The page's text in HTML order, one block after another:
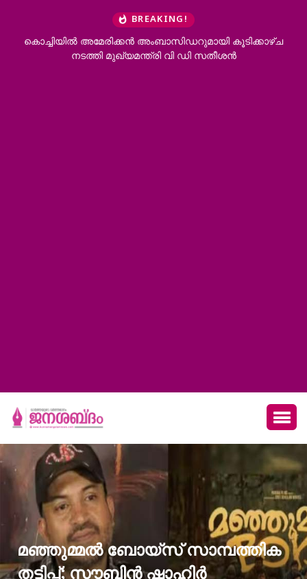
BREAKING!
അംബാസിഡറുമായി കൂടിക്കാഴ്ച
മുഖ്യമന്ത്രി വി ഡി സതീശൻ
കോന്നി ആനക്കൂട്ടിൽ
മഞ്ഞുമ്മല്‍ ബോയ്‌സ് സാമ്പത്തിക
തട്ടിപ്പ്; സൗബിന്‍ ഷാഹിര്‍